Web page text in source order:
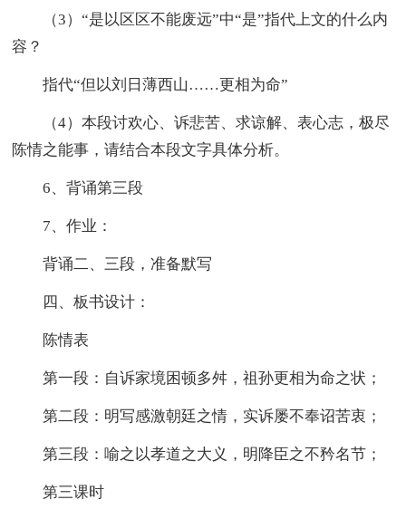
（3）“是以区区不能废远”中“是”指代上文的什么内
容？
指代“但以刘日薄西山……更相为命”
（4）本段讨欢心、诉悲苦、求谅解、表心志，极尽
陈情之能事，请结合本段文字具体分析。
6、背诵第三段
7、作业：
背诵二、三段，准备默写
四、板书设计：
陈情表
第一段：自诉家境困顿多舛，祖孙更相为命之状；
第二段：明写感激朝廷之情，实诉屡不奉诏苦衷；
第三段：喻之以孝道之大义，明降臣之不矜名节；
第三课时